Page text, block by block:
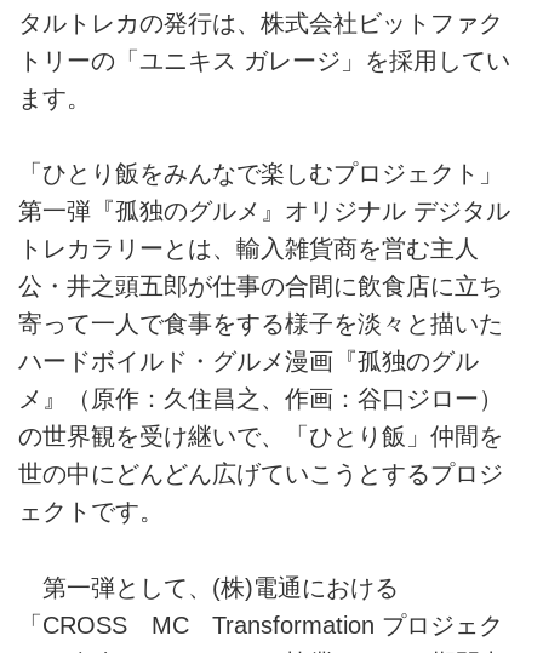
タルトレカの発行は、株式会社ビットファク
トリーの「ユニキス ガレージ」を採用してい
ます。
「ひとり飯をみんなで楽しむプロジェクト」
第一弾『孤独のグルメ』オリジナル デジタル
トレカラリーとは、輸入雑貨商を営む主人
公・井之頭五郎が仕事の合間に飲食店に立ち
寄って一人で食事をする様子を淡々と描いた
ハードボイルド・グルメ漫画『孤独のグル
メ』（原作：久住昌之、作画：谷口ジロー）
の世界観を受け継いで、「ひとり飯」仲間を
世の中にどんどん広げていこうとするプロジ
ェクトです。
第一弾として、(株)電通における
「CROSS MC Transformation プロジェク